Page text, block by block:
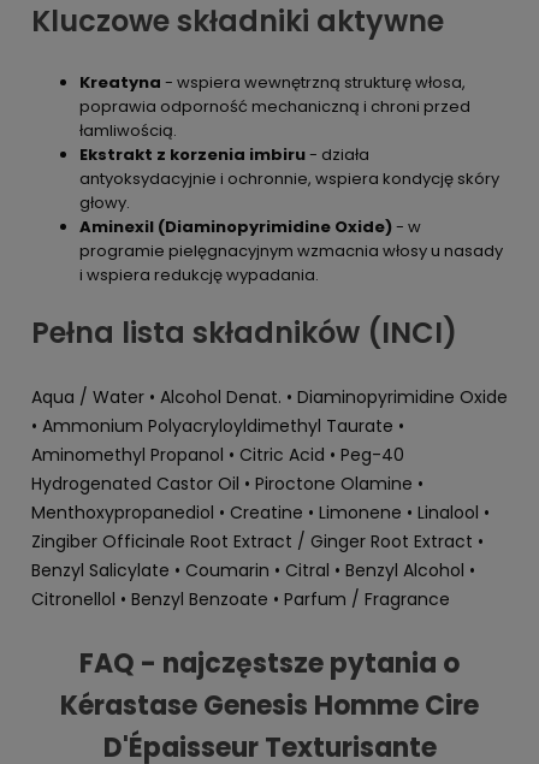
Kluczowe składniki aktywne
Kreatyna - wspiera wewnętrzną strukturę włosa,
poprawia odporność mechaniczną i chroni przed
łamliwością.
Ekstrakt z korzenia imbiru- działa
antyoksydacyjnie i ochronnie, wspiera kondycję skóry
głowy.
Aminexil (Diaminopyrimidine Oxide)- w
programie pielęgnacyjnym wzmacnia włosy u nasady
i wspiera redukcję wypadania.
Pełna lista składników (INCI)
Aqua / Water • Alcohol Denat. • Diaminopyrimidine Oxide
• Ammonium Polyacryloyldimethyl Taurate •
Aminomethyl Propanol • Citric Acid • Peg-40
Hydrogenated Castor Oil • Piroctone Olamine •
Menthoxypropanediol • Creatine • Limonene • Linalool •
Zingiber Officinale Root Extract / Ginger Root Extract •
Benzyl Salicylate • Coumarin • Citral • Benzyl Alcohol •
Citronellol • Benzyl Benzoate • Parfum / Fragrance
FAQ - najczęstsze pytania o
Kérastase Genesis Homme Cire
D'Épaisseur Texturisante